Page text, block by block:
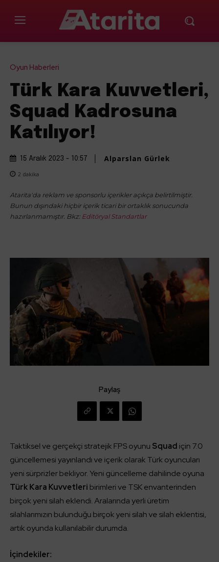
Oyun Haberleri
Türk Kara Kuvvetleri,
Squad Kadrosuna
Katılıyor!
15 Aralık 2023 - 10:57 Alparslan Gürlek
2 dakika
Atarita'da reklam ve sponsorlu içerikler açıkça belirtilmiştir.
Bunun dışındaki hiçbir içerik ticari bir ortaklık sonucunda
hazırlanmamıştır. Bkz: Editöryal Standartlar
Paylaş
Taktiksel ve gerçekçi stratejik FPS oyunu Squad için 7.0
güncellemesi yayınlandı ve içerik olarak Türk oyuncuları
yeni sürprizler bekliyor. Yeni güncelleme dahilinde oyuna
Türk Kara Kuvvetleri birimleri ve TSK envanterinden
birçok yeni silah eklendi. Aralarında yerli üretim
silahlarımızın bulunduğu birçok yeni silah ve silah eklentisi,
artık oyunda kullanılabilir durumda.
İçindekiler: